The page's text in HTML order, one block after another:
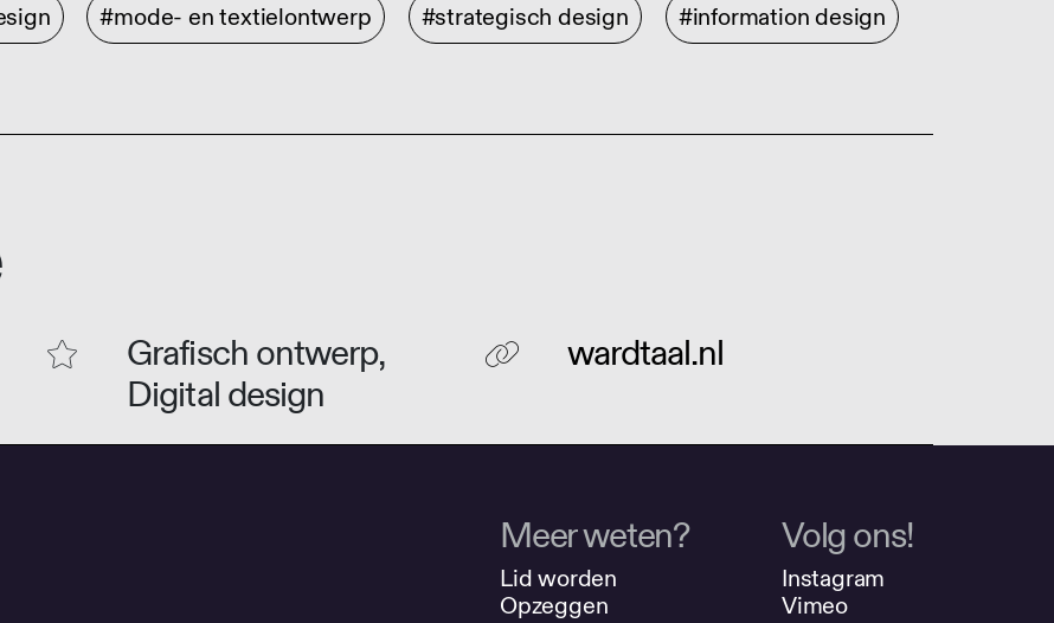
#mode- en textielontwerp #strategisch design #information design
Grafisch ontwerp,
Digital design
wardtaal.nl
Meer weten?
Lid worden
Opzeggen
Volg ons!
Instagram
Vimeo